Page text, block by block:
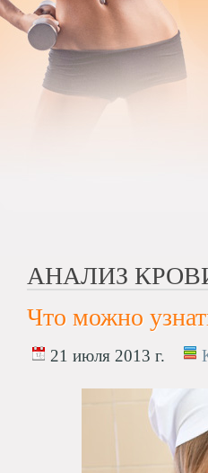
АНАЛИЗ
Что можно
21 июля 2013 г.